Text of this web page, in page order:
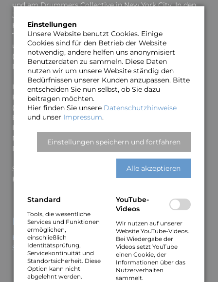
und am Drummers Collective in New York City. In den
Jahren 1990–2005 war er Lehrbeauftragter an der
Hochschule für Musik, Theater und Medien und spielte
Tourneen in den Niederlande, Ungarn, Island, Frankreich
u. a. Er lebte und arbeitete 12 Jahre in Südamerika
(Chile), wo er Tourneen in Chile, Argentinien, Brasilien,
Peru und Bolivien spielte.
In Europa und USA arbeitete er u. a. mit Michel
Petruciani (Workshopband in N.Y.), Astrud Gilberto
(brasilianische Sängerin/„The Girl from Ipanema”),
Bootsie Collins (Bassist der James Brown Band), Chris
De Burgh, Lincoln Goines (Bassist der Mike Stern Band),
Mario Bauza Orchestra (Latin Jazz Big Band) und Heinz
Rudolf Kunze/Heiner Lürig.
Seit Sommer 2017 lebt Dieter Schmigelok wieder in
Hannover.
Links
Homepage Drummerschool (Facebook)
Soundcloud Dieter Schmigelok
Einstellungen
Unsere Website benutzt Cookies. Einige
Cookies sind für den Betrieb der Website
notwendig, andere helfen uns anonymisiert
Benutzerdaten zu sammeln. Diese Daten
nutzen wir um unsere Website ständig den
Bedürfnissen unserer Kunden anzupassen. Bitte
entscheiden Sie nun selbst, ob Sie dazu
beitragen möchten.
Hier finden Sie unsere Datenschutzhinweise
und unser Impressum.
Einstellungen speichern und fortfahren
Alle akzeptieren
Standard
Tools, die wesentliche
Services und Funktionen
ermöglichen,
einschließlich
Identitätsprüfung,
Servicekontinuität und
Standortsicherheit. Diese
Option kann nicht
abgelehnt werden.
YouTube-
Videos
Wir nutzen auf unserer
Website YouTube-Videos.
Bei Wiedergabe der
Videos setzt YouTube
einen Cookie, der
Informationen über das
Nutzerverhalten
sammelt.